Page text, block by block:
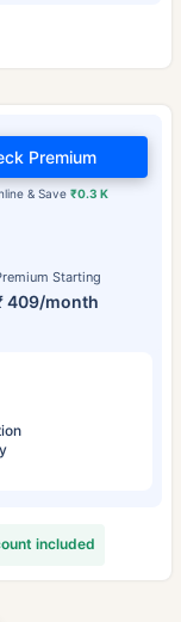
Starting
409/month
& Save₹0.3 K
Premium
included